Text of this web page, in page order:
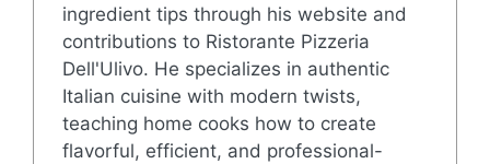
ingredient tips through his website and
contributions to Ristorante Pizzeria
Dell'Ulivo. He specializes in authentic
Italian cuisine with modern twists,
teaching home cooks how to create
flavorful, efficient, and professional-